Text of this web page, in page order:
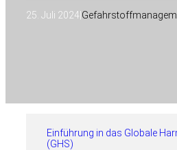
25. Juli 2024|
Einführung in das Globale
(GHS)